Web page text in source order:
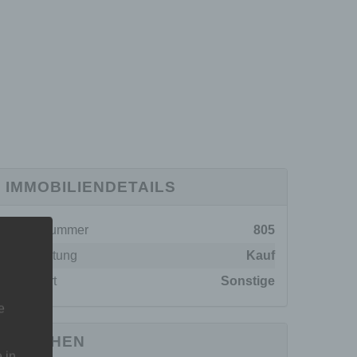
IMMOBILIENDETAILS
Objektnummer
805
Vermarktung
Kauf
Objektart
Sonstige
FLÄCHEN